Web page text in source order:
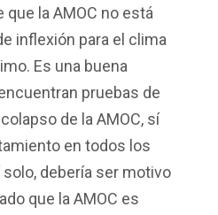
la AMOC no está
inflexión para el clima
Es una buena
pruebas de
de la AMOC, sí
en todos los
debería ser motivo
que la AMOC es